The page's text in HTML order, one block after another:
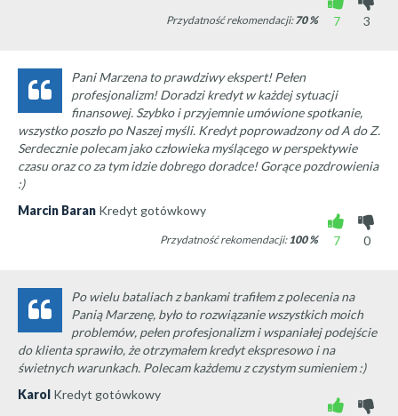
7
3
Przydatność rekomendacji:70%
Pani Marzena to prawdziwy ekspert! Pełen
profesjonalizm! Doradzi kredyt w każdej sytuacji
finansowej. Szybko i przyjemnie umówione spotkanie,
wszystko poszło po Naszej myśli. Kredyt poprowadzony od A do Z.
Serdecznie polecam jako człowieka myślącego w perspektywie
czasu oraz co za tym idzie dobrego doradce! Gorące pozdrowienia
:)
Marcin Baran Kredyt gotówkowy
7
0
Przydatność rekomendacji:100%
Po wielu bataliach z bankami trafiłem z polecenia na
Panią Marzenę, było to rozwiązanie wszystkich moich
problemów, pełen profesjonalizm i wspaniałej podejście
do klienta sprawiło, że otrzymałem kredyt ekspresowo i na
świetnych warunkach. Polecam każdemu z czystym sumieniem :)
Karol Kredyt gotówkowy